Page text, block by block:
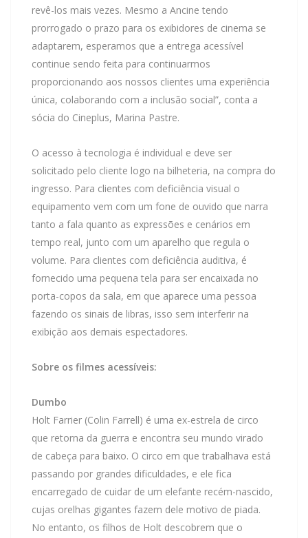
revê-los mais vezes. Mesmo a Ancine tendo
prorrogado o prazo para os exibidores de cinema se
adaptarem, esperamos que a entrega acessível
continue sendo feita para continuarmos
proporcionando aos nossos clientes uma experiência
única, colaborando com a inclusão social”, conta a
sócia do Cineplus, Marina Pastre.
O acesso à tecnologia é individual e deve ser
solicitado pelo cliente logo na bilheteria, na compra do
ingresso. Para clientes com deficiência visual o
equipamento vem com um fone de ouvido que narra
tanto a fala quanto as expressões e cenários em
tempo real, junto com um aparelho que regula o
volume. Para clientes com deficiência auditiva, é
fornecido uma pequena tela para ser encaixada no
porta-copos da sala, em que aparece uma pessoa
fazendo os sinais de libras, isso sem interferir na
exibição aos demais espectadores.
Sobre os filmes acessíveis:
Dumbo
Holt Farrier (Colin Farrell) é uma ex-estrela de circo
que retorna da guerra e encontra seu mundo virado
de cabeça para baixo. O circo em que trabalhava está
passando por grandes dificuldades, e ele fica
encarregado de cuidar de um elefante recém-nascido,
cujas orelhas gigantes fazem dele motivo de piada.
No entanto, os filhos de Holt descobrem que o